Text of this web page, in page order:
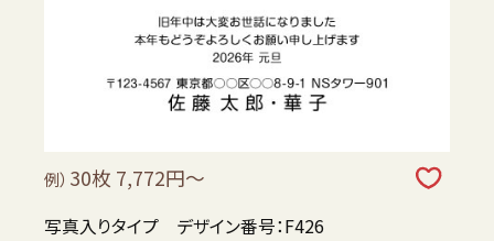
例） 30枚 7,772円～
写真入りタイプ デザイン番号：F426